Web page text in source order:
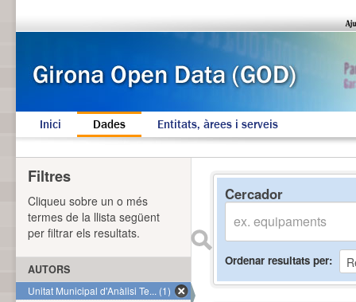
Inici Dades Entitats, àrees i serveis
Cercador
Ordenar resultats per
Filtres
Cliqueu sobre un o més
termes de la llista següent
per filtrar els resultats.
AUTORS
Unitat Municipal d'Anàlisi Te... (1)